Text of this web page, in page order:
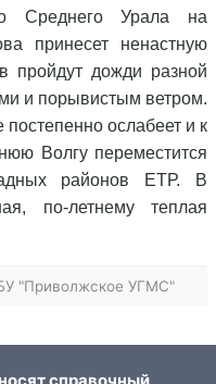
Среднего Урала на
принесет ненастную
пройдут дожди разной
и порывистым ветром.
ослабеет и к
Волгу переместится
районов ЕТР. В
по-летнему теплая
"Приволжское УГМС"